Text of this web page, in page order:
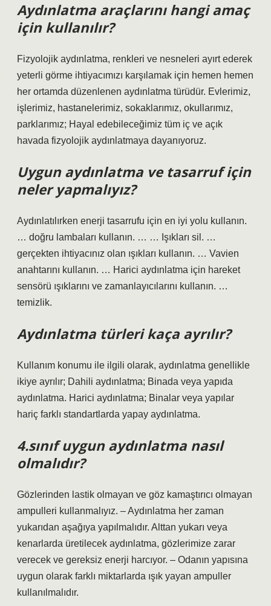
Aydınlatma araçlarını hangi amaç
için kullanılır?
Fizyolojik aydınlatma, renkleri ve nesneleri ayırt ederek
yeterli görme ihtiyacımızı karşılamak için hemen hemen
her ortamda düzenlenen aydınlatma türüdür. Evlerimiz,
işlerimiz, hastanelerimiz, sokaklarımız, okullarımız,
parklarımız; Hayal edebileceğimiz tüm iç ve açık
havada fizyolojik aydınlatmaya dayanıyoruz.
Uygun aydınlatma ve tasarruf için
neler yapmalıyız?
Aydınlatılırken enerji tasarrufu için en iyi yolu kullanın.
… doğru lambaları kullanın. … … Işıkları sil. …
gerçekten ihtiyacınız olan ışıkları kullanın. … Vavien
anahtarını kullanın. … Harici aydınlatma için hareket
sensörü ışıklarını ve zamanlayıcılarını kullanın. …
temizlik.
Aydınlatma türleri kaça ayrılır?
Kullanım konumu ile ilgili olarak, aydınlatma genellikle
ikiye ayrılır; Dahili aydınlatma; Binada veya yapıda
aydınlatma. Harici aydınlatma; Binalar veya yapılar
hariç farklı standartlarda yapay aydınlatma.
4.sınıf uygun aydınlatma nasıl
olmalıdır?
Gözlerinden lastik olmayan ve göz kamaştırıcı olmayan
ampulleri kullanmalıyız. – Aydınlatma her zaman
yukarıdan aşağıya yapılmalıdır. Alttan yukarı veya
kenarlarda üretilecek aydınlatma, gözlerimize zarar
verecek ve gereksiz enerji harcıyor. – Odanın yapısına
uygun olarak farklı miktarlarda ışık yayan ampuller
kullanılmalıdır.